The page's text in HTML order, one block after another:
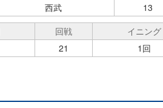
西武 13
回戦 イニング
21 1回